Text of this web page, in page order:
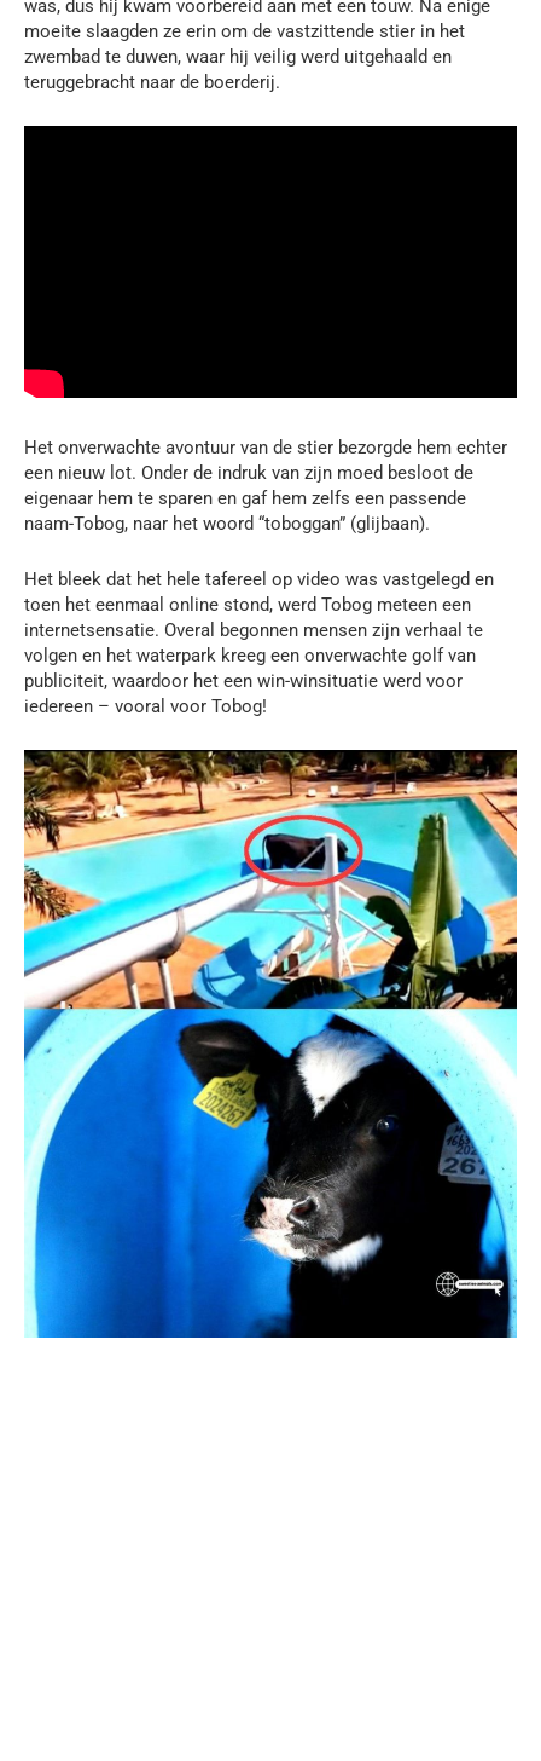
was, dus hij kwam voorbereid aan met een touw. Na enige
moeite slaagden ze erin om de vastzittende stier in het
zwembad te duwen, waar hij veilig werd uitgehaald en
teruggebracht naar de boerderij.
Het onverwachte avontuur van de stier bezorgde hem echter
een nieuw lot. Onder de indruk van zijn moed besloot de
eigenaar hem te sparen en gaf hem zelfs een passende
naam-Tobog, naar het woord “toboggan” (glijbaan).
Het bleek dat het hele tafereel op video was vastgelegd en
toen het eenmaal online stond, werd Tobog meteen een
internetsensatie. Overal begonnen mensen zijn verhaal te
volgen en het waterpark kreeg een onverwachte golf van
publiciteit, waardoor het een win-winsituatie werd voor
iedereen – vooral voor Tobog!